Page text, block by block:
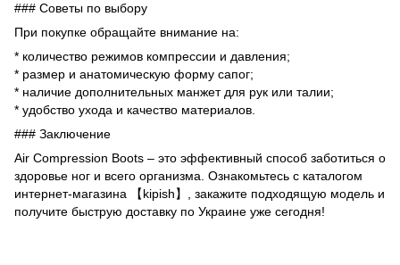
### Советы по выбору
При покупке обращайте внимание на:
* количество режимов компрессии и давления;
* размер и анатомическую форму сапог;
* наличие дополнительных манжет для рук или талии;
* удобство ухода и качество материалов.
### Заключение
Air Compression Boots – это эффективный способ заботиться о
здоровье ног и всего организма. Ознакомьтесь с каталогом
интернет-магазина 【kipish】, закажите подходящую модель и
получите быструю доставку по Украине уже сегодня!